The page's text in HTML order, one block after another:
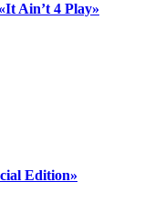
Ain’t 4 Play»
Edition»